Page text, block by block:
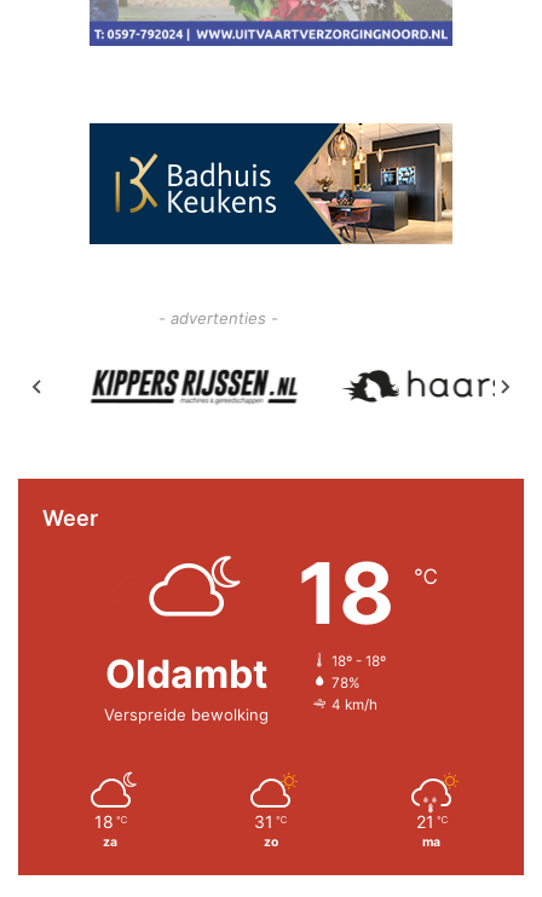
- advertenties -
Weer
Oldambt
Verspreide bewolking
18 ℃
18º - 18º
78%
4 km/h
18 ℃
za
31 ℃
zo
21 ℃
ma